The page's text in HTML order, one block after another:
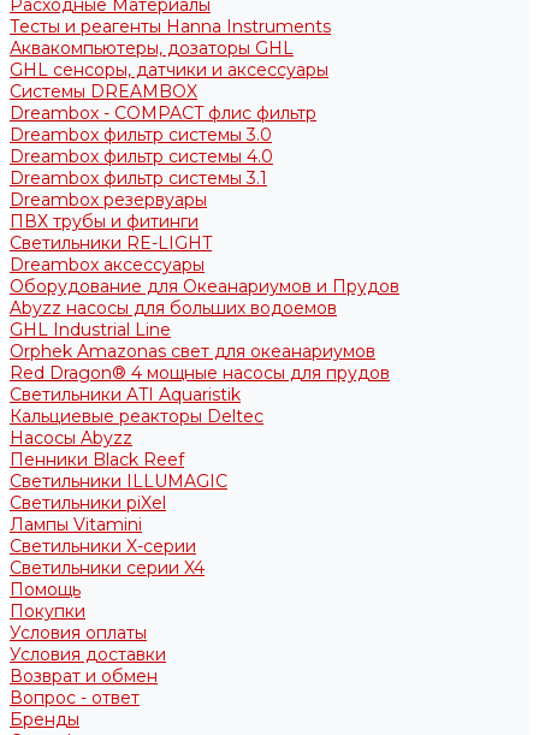
Расходные Материалы
Тесты и реагенты Hanna Instruments
Аквакомпьютеры, дозаторы GHL
GHL сенсоры, датчики и аксессуары
Системы DREAMBOX
Dreambox - COMPACT флис фильтр
Dreambox фильтр системы 3.0
Dreambox фильтр системы 4.0
Dreambox фильтр системы 3.1
Dreambox резервуары
ПВХ трубы и фитинги
Светильники RE-LIGHT
Dreambox аксессуары
Оборудование для Океанариумов и Прудов
Abyzz насосы для больших водоемов
GHL Industrial Line
Orphek Amazonas свет для океанариумов
Red Dragon® 4 мощные насосы для прудов
Светильники ATI Aquaristik
Кальциевые реакторы Deltec
Насосы Abyzz
Пенники Black Reef
Светильники ILLUMAGIC
Светильники piXel
Лампы Vitamini
Светильники X-серии
Светильники серии X4
Помощь
Покупки
Условия оплаты
Условия доставки
Возврат и обмен
Вопрос - ответ
Бренды